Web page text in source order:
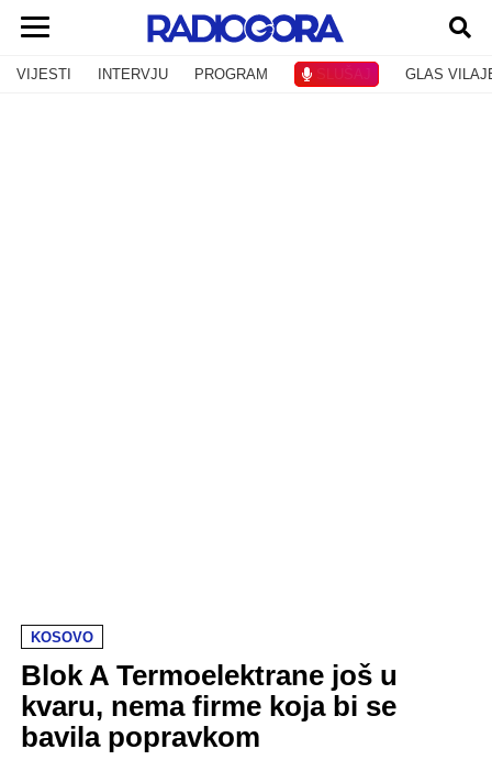
VIJESTI INTERVJU PROGRAM SLUŠAJ GLAS
KOSOVO
Blok A Termoelektrane još u
kvaru, nema firme koja bi se
bavila popravkom